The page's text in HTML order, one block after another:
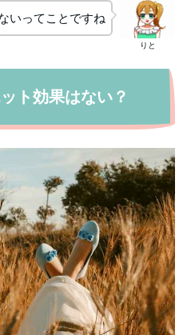
りと
いってことですね
ト効果はない？